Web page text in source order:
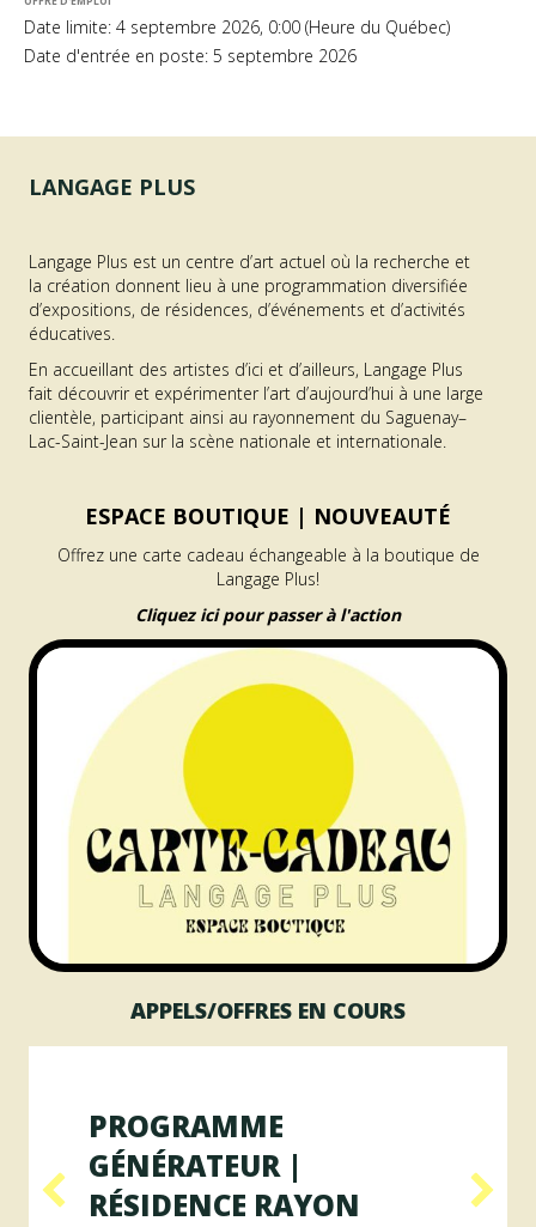
Date limite: 4 septembre 2026, 0:00 (Heure du Québec)
Date d'entrée en poste: 5 septembre 2026
LANGAGE PLUS
Langage Plus est un centre d’art actuel où la recherche et
la création donnent lieu à une programmation diversifiée
d’expositions, de résidences, d’événements et d’activités
éducatives.
En accueillant des artistes d’ici et d’ailleurs, Langage Plus
fait découvrir et expérimenter l’art d’aujourd’hui à une large
clientèle, participant ainsi au rayonnement du Saguenay–
Lac-Saint-Jean sur la scène nationale et internationale.
ESPACE BOUTIQUE | NOUVEAUTÉ
Offrez une carte cadeau échangeable à la boutique de
Langage Plus!
Cliquez ici pour passer à l'action
APPELS/OFFRES EN COURS
PROGRAMME
GÉNÉRATEUR |
RÉSIDENCE RAYON